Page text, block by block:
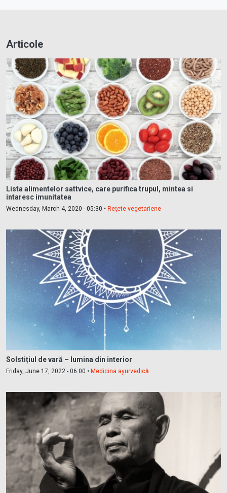
Articole
Lista alimentelor sattvice, care purifica trupul, mintea si
intaresc imunitatea
Wednesday, March 4, 2020 - 05:30 • Rețete vegetariene
Solstițiul de vară – lumina din interior
Friday, June 17, 2022 - 06:00 • Medicina ayurvedică